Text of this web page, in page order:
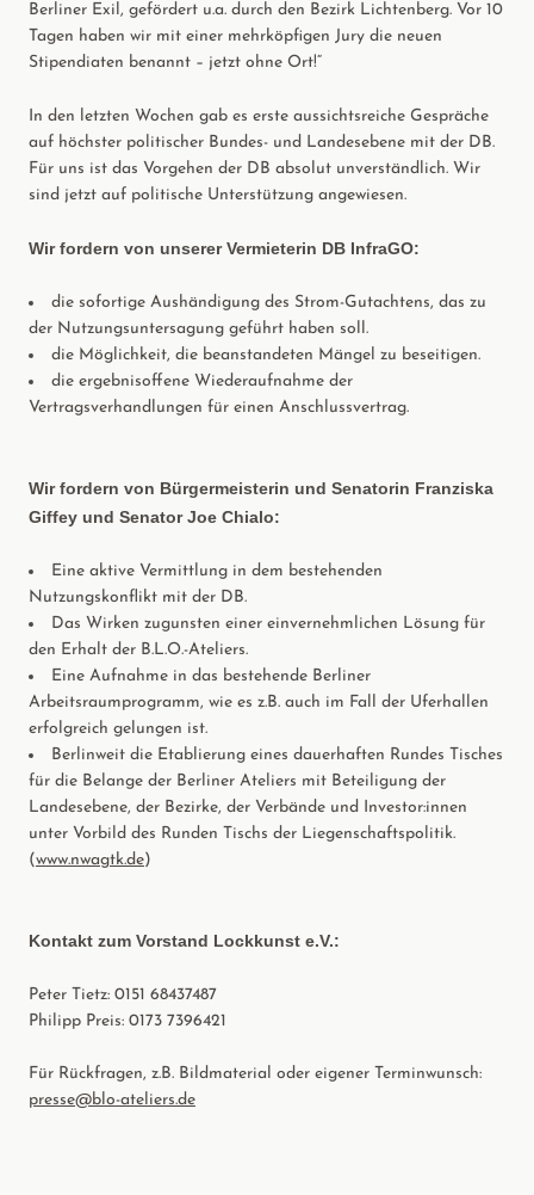
Berliner Exil, gefördert u.a. durch den Bezirk Lichtenberg. Vor 10
Tagen haben wir mit einer mehrköpfigen Jury die neuen
Stipendiaten benannt – jetzt ohne Ort!“
In den letzten Wochen gab es erste aussichtsreiche Gespräche
auf höchster politischer Bundes- und Landesebene mit der DB.
Für uns ist das Vorgehen der DB absolut unverständlich. Wir
sind jetzt auf politische Unterstützung angewiesen.
Wir fordern von unserer Vermieterin DB InfraGO:
die sofortige Aushändigung des Strom-Gutachtens, das zu
der Nutzungsuntersagung geführt haben soll.
die Möglichkeit, die beanstandeten Mängel zu beseitigen.
die ergebnisoffene Wiederaufnahme der
Vertragsverhandlungen für einen Anschlussvertrag.
Wir fordern von Bürgermeisterin und Senatorin Franziska
Giffey und Senator Joe Chialo:
Eine aktive Vermittlung in dem bestehenden
Nutzungskonflikt mit der DB.
Das Wirken zugunsten einer einvernehmlichen Lösung für
den Erhalt der B.L.O.-Ateliers.
Eine Aufnahme in das bestehende Berliner
Arbeitsraumprogramm, wie es z.B. auch im Fall der Uferhallen
erfolgreich gelungen ist.
Berlinweit die Etablierung eines dauerhaften Rundes Tisches
für die Belange der Berliner Ateliers mit Beteiligung der
Landesebene, der Bezirke, der Verbände und Investor:innen
unter Vorbild des Runden Tischs der Liegenschaftspolitik.
(www.nwagtk.de)
Kontakt zum Vorstand Lockkunst e.V.:
Peter Tietz: 0151 68437487
Philipp Preis: 0173 7396421
Für Rückfragen, z.B. Bildmaterial oder eigener Terminwunsch:
presse@blo-ateliers.de